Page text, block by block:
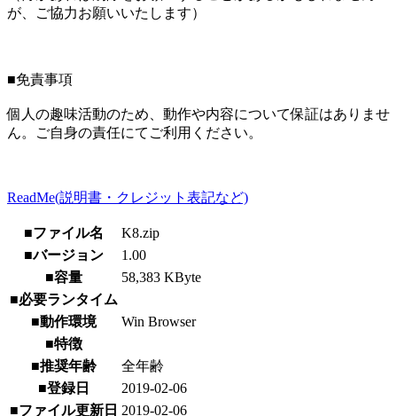
が、ご協力お願いいたします）
■免責事項
個人の趣味活動のため、動作や内容について保証はありませ
ん。ご自身の責任にてご利用ください。
ReadMe(説明書・クレジット表記など)
■ファイル名
K8.zip
■バージョン
1.00
■容量
58,383 KByte
■必要ランタイム
■動作環境
Win Browser
■特徴
■推奨年齢
全年齢
■登録日
2019-02-06
■ファイル更新日 2019-02-06